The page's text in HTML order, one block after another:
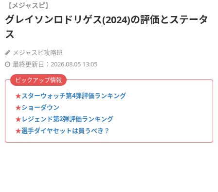
【メジャスピ】
グレイソンロドリゲス(2024)の評価とステータ
ス
メジャスピ攻略班
最終更新日：2026.08.05 13:05
★スターウォッチ第4弾評価ランキング
★ショーダウン
★レジェンド第2弾評価ランキング
★選手ダイヤセットは買うべき？
ピックアップ情報